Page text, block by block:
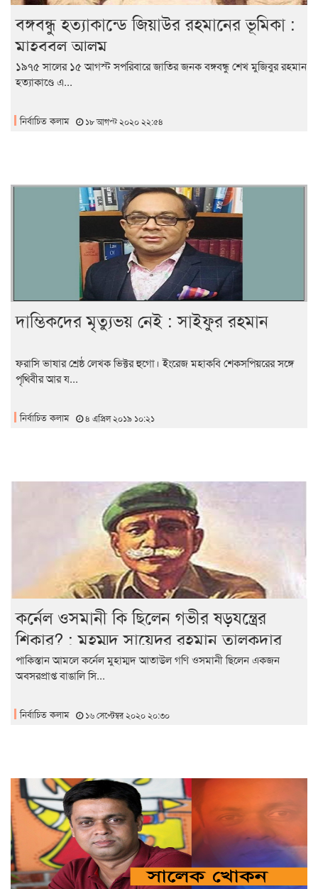
বঙ্গবন্ধু হত্যাকান্ডে জিয়াউর রহমানের ভূমিকা :
মাহবুবুল আলম
১৯৭৫ সালের ১৫ আগস্ট সপরিবারে জাতির জনক বঙ্গবন্ধু শেখ মুজিবুর রহমান
হত্যাকাণ্ডে এ...
নির্বাচিত কলাম ১৮ আগস্ট ২০২০ ২২:৫৪
দাম্ভিকদের মৃত্যুভয় নেই : সাইফুর রহমান
ফরাসি ভাষার শ্রেষ্ঠ লেখক ভিক্টর হুগো। ইংরেজ মহাকবি শেকসপিয়রের সঙ্গে
পৃথিবীর আর য...
নির্বাচিত কলাম ৪ এপ্রিল ২০১৯ ১০:২১
কর্নেল ওসমানী কি ছিলেন গভীর ষড়যন্ত্রের
শিকার? : মুহম্মদ সায়েদুর রহমান তালুকদার
পাকিস্তান আমলে কর্নেল মুহাম্মদ আতাউল গণি ওসমানী ছিলেন একজন
অবসরপ্রাপ্ত বাঙালি সি...
নির্বাচিত কলাম ১৬ সেপ্টেম্বর ২০২০ ২০:৩০